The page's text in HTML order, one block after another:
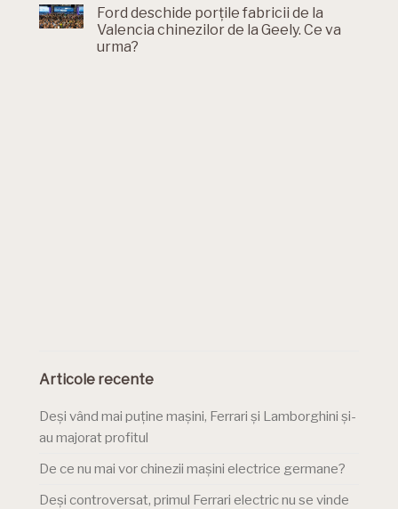
Ford deschide porțile fabricii de la
Valencia chinezilor de la Geely. Ce va
urma?
Articole recente
Deși vând mai puține mașini, Ferrari și Lamborghini și-
au majorat profitul
De ce nu mai vor chinezii mașini electrice germane?
Deși controversat, primul Ferrari electric nu se vinde